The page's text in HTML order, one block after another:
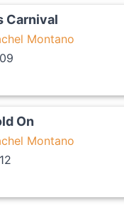
Carnival
Montano
On
Montano